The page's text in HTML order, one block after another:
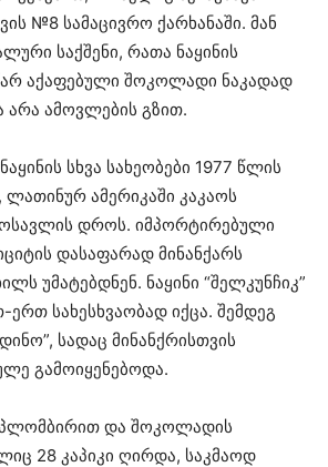
№8 სამაცივრო ქარხანაში. მან
საქშენი, რათა ნაყინის
აქაფებული შოკოლადი ნაკადად
არა ამოვლების გზით.
სხვა სახეობები 1977 წლის
ლათინურ ამერიკაში კაკაოს
დროს. იმპორტირებული
დასაფარად მინანქარს
უმატებდნენ. ნაყინი “შელკუნჩიკ”
ერთ სახესხვაობად იქცა. შემდეგ
სადაც მინანქრისთვის
გამოიყენებოდა.
პლომბირით და შოკოლადის
28 კაპიკი ღირდა, საკმაოდ